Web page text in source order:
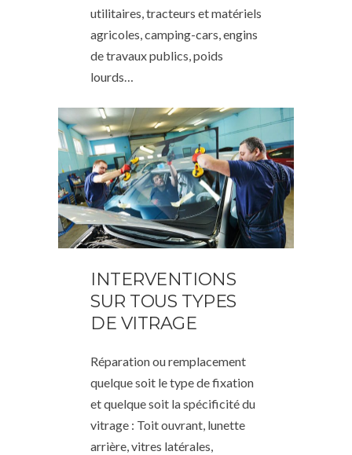
utilitaires, tracteurs et matériels
agricoles, camping-cars, engins
de travaux publics, poids
lourds…
INTERVENTIONS
SUR TOUS TYPES
DE VITRAGE
Réparation ou remplacement
quelque soit le type de fixation
et quelque soit la spécificité du
vitrage : Toit ouvrant, lunette
arrière, vitres latérales,